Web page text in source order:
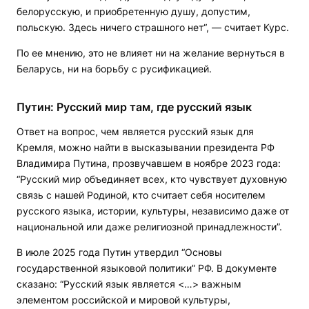
белорусскую, и приобретенную душу, допустим,
польскую. Здесь ничего страшного нет“, — считает Курс.
По ее мнению, это не влияет ни на желание вернуться в
Беларусь, ни на борьбу с русификацией.
Путин: Русский мир там, где русский язык
Ответ на вопрос, чем является русский язык для
Кремля, можно найти в высказывании президента РФ
Владимира Путина, прозвучавшем в ноябре 2023 года:
“Русский мир объединяет всех, кто чувствует духовную
связь с нашей Родиной, кто считает себя носителем
русского языка, истории, культуры, независимо даже от
национальной или даже религиозной принадлежности”.
В июле 2025 года Путин утвердил “Основы
государственной языковой политики” РФ. В документе
сказано: “Русский язык является <…> важным
элементом российской и мировой культуры,